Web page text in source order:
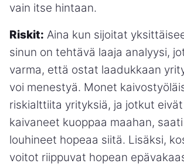
vain itse hintaan.
Riskit: Aina kun sijoitat
sinun on tehtävä laaja analyysi,
varma, että ostat laadukkaan
voi menestyä. Monet
riskialttiita yrityksiä, ja jotkut eivät
kaivaneet kuoppaa maahan,
louhineet hopeaa siitä. Lisäksi,
voitot riippuvat hopean